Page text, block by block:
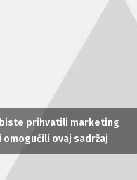
prihvatili marketing
omogućili ovaj sadržaj